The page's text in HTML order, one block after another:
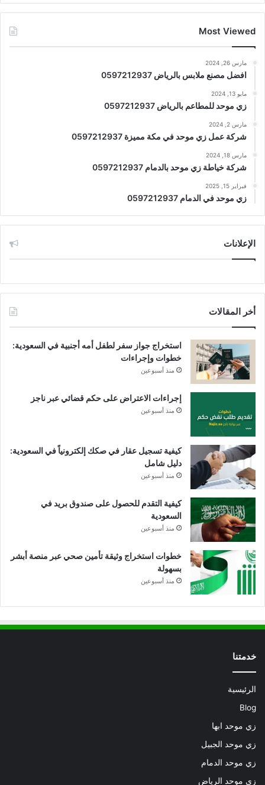
Most Viewed
مارس 26, 2024
افضل مصنع ملابس بالرياض 0597212937
مايو 13, 2024
زي موحد للمطاعم بالرياض 0597212937
مارس 2, 2024
شركة عمل زي موحد في مكة مميزة 0597212937
مارس 18, 2024
شركة خياطة زي موحد بالدمام 0597212937
فبراير 15, 2025
زي موحد في الدمام 0597212937
الإعلانات
أخر المقالات
استخراج جواز سفر لطفل أمه أجنبية في السعودية:
خطوات وإجراءات
منذ أسبوعين
إجراءات الاعتراض على حكم قضائي عبر ناجز
منذ أسبوعين
كيفية تسجيل عقار في صكك إلكترونياً في السعودية:
دليل شامل
منذ أسبوعين
كيفية التقدم للحصول على صندوق بريد في
السعودية
منذ أسبوعين
خطوات استخراج وثيقة تأمين صحي عبر منصة أبشر
بسهولة
منذ أسبوعين
خدمتنا
الرئيسية
Blog
زي موحد ابها
زي موحد الجبيل
زي موحد الدمام
زي موحد الرياض